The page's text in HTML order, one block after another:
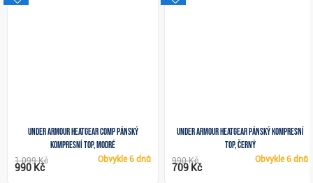
Under Armour HeatGear Comp pánský
kompresní top, modré
Obvykle6 dnů
1 099 Kč
990 Kč
Under Armour HeatGear pánský kompresní
top, černý
Obvykle6 dnů
990 Kč
709 Kč